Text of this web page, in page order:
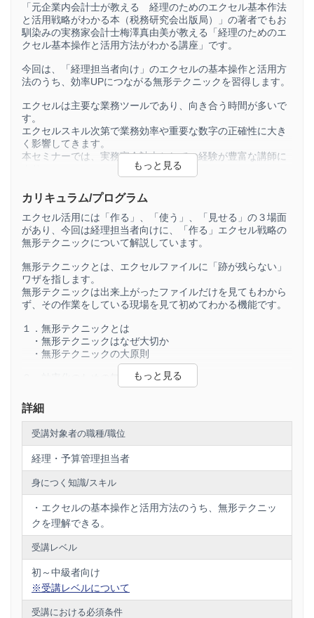
「元企業内会計士が教える 経理のためのエクセル基本作法
と活用戦略がわかる本（税務研究会出版局）」の著者でもお
馴染みの実務家会計士梅澤真由美が教える「経理のためのエ
クセル基本操作と活用方法がわかる講座」です。
今回は、「経理担当者向け」のエクセルの基本操作と活用方
法のうち、効率UPにつながる無形テクニックを習得します。
エクセルは主要な業務ツールであり、向き合う時間が多いで
す。
エクセルスキル次第で業務効率や重要な数字の正確性に大き
く影響してきます。
本セミナーでは、実務家会計士としての経験が豊富な講師に
ためのエクセルスキルを体系立てて説明します。
カリキュラム/プログラム
エクセル活用には「作る」、「使う」、「見せる」の３場面
があり、今回は経理担当者向けに、「作る」エクセル戦略の
無形テクニックについて解説しています。
無形テクニックとは、エクセルファイルに「跡が残らない」
ワザを指します。
無形テクニックは出来上がったファイルだけを見てもわから
ず、その作業をしている現場を見て初めてわかる機能です。
１．無形テクニックとは
・無形テクニックはなぜ大切か
・無形テクニックの大原則
２．効率化のための無形テクニック
・「表示を変えない」無形テクニック１
・「表示を変えない」無形テクニック２
・「力技にしない」無形テクニック１
・「力技にしない」無形テクニック２
３．ショートカットの身に着け方
・経理・予算管理に必要なショートカット１
・経理・予算管理に必要なショートカット２
・経理・予算管理に必要なショートカット３
・覚えなくていいショートカット
４．経理・予算管理のための機能
・経理のための場面別機能
・参照元・参照先のトレース
・【演習】ゴールシーク１
・【演習】ゴールシーク２
・【演習】ゴールシーク３
詳細
受講対象者の職種/職位
経理・予算管理担当者
身につく知識/スキル
・エクセルの基本操作と活用方法のうち、無形テクニッ
クを理解できる。
受講レベル
初～中級者向け
※受講レベルについて
受講における必須条件